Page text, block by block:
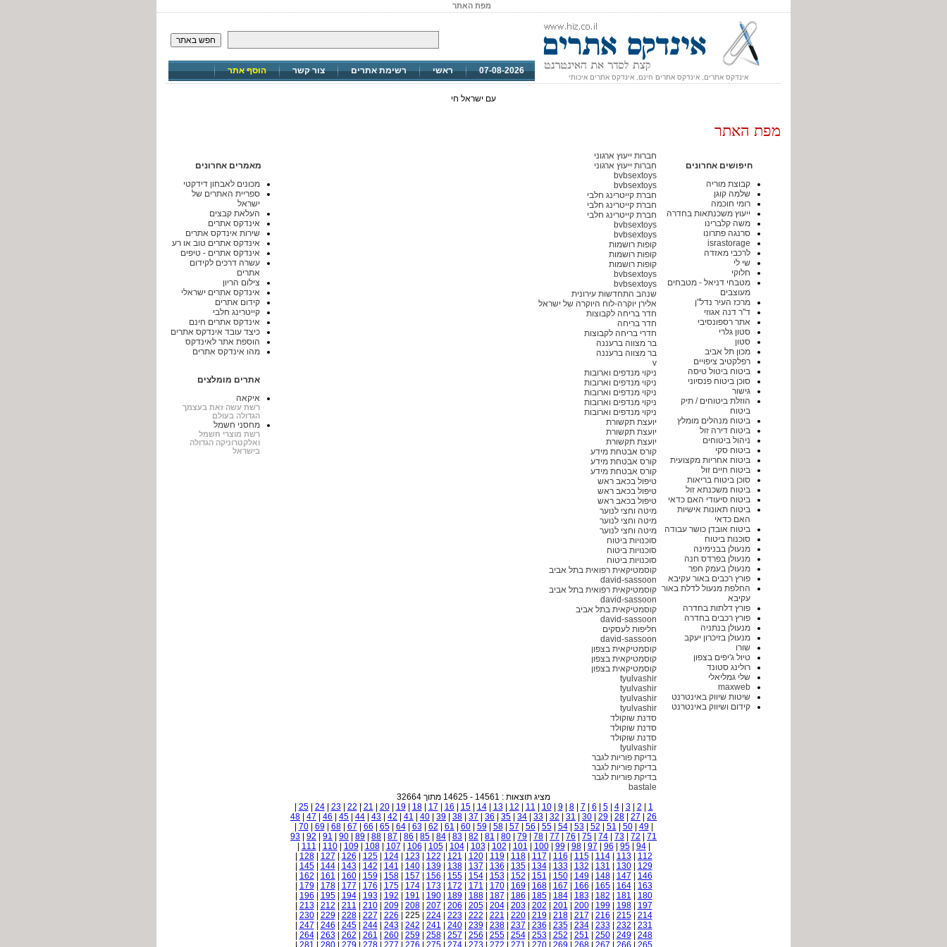
מפת האתר
אינדקס אתרים, אינדקס אתרים חינם, אינדקס אתרים איכותי
חפש באתר
07-08-2026 ראשי רשימת אתרים צור קשר הוסף אתר
עם ישראל חי
מפת האתר
חיפושים אחרונים
קבוצת מוריה
שלמה קוגן
רומי חוכמה
ייעוץ משכנתאות בחדרה
משה קלברינו
סרנגה פתרונו
israstorage
לרכבי מאזדה
שי לי
חלוקי
מטבחי דניאל - מטבחים
מעוצבים
מרכז העיר נדל"ן
ד"ר דנה אגוזי
אתר רספונסיבי
סטון גלרי
סטון
מכון תל אביב
רפלקטיב ציפויים
ביטוח ביטול טיסה
סוכן ביטוח פנסיוני
גישור
הוזלת ביטוחים / תיק
ביטוח
ביטוח מנהלים מומלץ
ביטוח דירה זול
ניהול ביטוחים
ביטוח סקי
ביטוח אחריות מקצועית
ביטוח חיים זול
סוכן ביטוח בריאות
ביטוח משכנתא זול
ביטוח סיעודי האם כדאי
ביטוח תאונות אישיות
האם כדאי
ביטוח אובדן כושר עבודה
סוכנות ביטוח
מנעולן בבנימינה
מנעולן בפרדס חנה
מנעולן בעמק חפר
פורץ רכבים באור עקיבא
החלפת מנעול לדלת באור
עקיבא
פורץ דלתות בחדרה
פורץ רכבים בחדרה
מנעולן בנתניה
מנעולן בזיכרון יעקב
שורו
טיול ג'יפים בצפון
רולינג סטונד
שלי גמליאלי
maxweb
שיטות שיווק באינטרנט
קידום ושיווק באינטרנט
חברות ייעוץ ארגוני
חברות ייעוץ ארגוני
bvbsextoys
bvbsextoys
חברת קייטרינג חלבי
חברת קייטרינג חלבי
חברת קייטרינג חלבי
bvbsextoys
bvbsextoys
קופות רושמות
קופות רושמות
קופות רושמות
bvbsextoys
bvbsextoys
שנהב התחדשות עירונית
אלירן יוקרה-לוח היוקרה של ישראל
חדר בריחה לקבוצות
חדר בריחה
חדרי בריחה לקבוצות
בר מצווה ברעננה
בר מצווה ברעננה
v
ניקוי מנדפים וארובות
ניקוי מנדפים וארובות
ניקוי מנדפים וארובות
ניקוי מנדפים וארובות
ניקוי מנדפים וארובות
יועצת תקשורת
יועצת תקשורת
יועצת תקשורת
קורס אבטחת מידע
קורס אבטחת מידע
קורס אבטחת מידע
טיפול בכאב ראש
טיפול בכאב ראש
טיפול בכאב ראש
מיטה וחצי לנוער
מיטה וחצי לנוער
מיטה וחצי לנוער
סוכנויות ביטוח
סוכנויות ביטוח
סוכנויות ביטוח
קוסמטיקאית רפואית בתל אביב
david-sassoon
קוסמטיקאית רפואית בתל אביב
david-sassoon
קוסמטיקאית בתל אביב
david-sassoon
חליפות לעסקים
david-sassoon
קוסמטיקאית בצפון
קוסמטיקאית בצפון
קוסמטיקאית בצפון
tyulvashir
tyulvashir
tyulvashir
tyulvashir
סדנת שוקולד
סדנת שוקולד
סדנת שוקולד
tyulvashir
בדיקת פוריות לגבר
בדיקת פוריות לגבר
בדיקת פוריות לגבר
bastale
מציג תוצאות : 14561 - 14625 מתוך 32664
1
2
|
3
|
4
|
5
6
7
|
8
|
9
|
10
11
12
|
13
|
14
|
15
16
17
|
18
|
19
|
20
21
22
|
23
|
24
|
25
26
27
28
29
30
31
32
33
34
35
36
37
38
39
40
41
42
43
44
45
46
47
48
|
49
|
50
51
52
|
53
|
54
|
55
56
57
|
58
|
59
|
60
61
62
|
63
|
64
|
65
66
67
|
68
|
69
|
70
71
72
73
74
75
76
77
78
79
80
81
82
83
84
85
86
87
88
89
90
91
92
93
|
94
|
95
96
97
|
98
|
99
|
100
101
102
|
103
|
104
|
105
106
107
|
108
|
109
|
110
111
112
|
113
|
114
|
115
116
117
|
118
|
119
|
120
121
122
|
123
|
124
|
125
126
127
|
128
129
|
130
131
132
|
133
|
134
|
135
136
137
|
138
|
139
|
140
141
142
|
143
|
144
|
145
146
147
|
148
|
149
|
150
151
152
|
153
|
154
|
155
156
157
|
158
|
159
|
160
161
162
163
|
164
|
165
166
167
|
168
|
169
|
170
171
172
|
173
|
174
|
175
176
177
|
178
|
179
180
181
182
|
183
|
184
|
185
186
187
|
188
|
189
|
190
191
192
|
193
|
194
|
195
196
197
|
198
|
199
|
200
201
202
|
203
|
204
|
205
206
207
|
208
|
209
|
210
211
212
|
213
214
|
215
216
217
|
218
|
219
|
220
221
222
|
223
|
224
| 225 |
226
227
|
228
|
229
|
230
231
232
|
233
|
234
|
235
236
237
|
238
|
239
|
240
241
242
|
243
|
244
|
245
246
247
248
|
249
|
250
251
252
|
253
|
254
|
255
256
257
|
258
|
259
|
260
261
262
|
263
|
264
265
266
267
|
268
|
269
|
270
271
272
|
273
|
274
|
275
276
277
|
278
|
279
|
280
281
מאמרים אחרונים
מכונים לאבחון דידקטי
ספריית האתרים של
ישראל
העלאת קבצים
אינדקס אתרים
שירות אינדקס אתרים
אינדקס אתרים טוב או רע
אינדקס אתרים - טיפים
עשרה דרכים לקידום
אתרים
צילום הריון
אינדקס אתרים ישראלי
קידום אתרים
קייטרינג חלבי
אינדקס אתרים חינם
כיצד עובד אינדקס אתרים
הוספת אתר לאינדקס
מהו אינדקס אתרים
אתרים מומלצים
איקאה
רשת עשה זאת בעצמך
הגדולה בעולם
מחסני חשמל
רשת מוצרי חשמל
ואלקטרוניקה הגדולה
בישראל